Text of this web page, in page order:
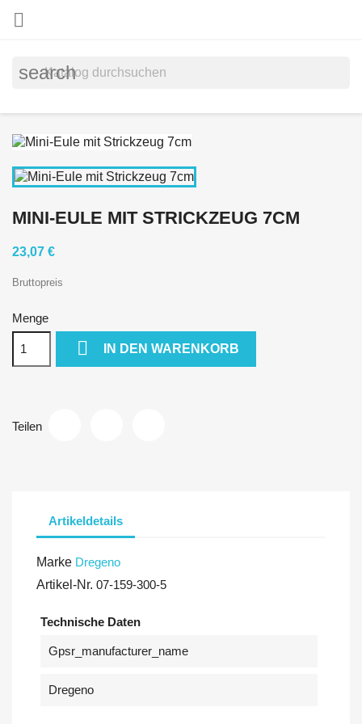

search
MINI-EULE MIT STRICKZEUG 7CM
23,07 €
Bruttopreis
Menge
 IN DEN WARENKORB
Teilen
Artikeldetails
Marke Dregeno
Artikel-Nr. 07-159-300-5
Technische Daten
Gpsr_manufacturer_name
Dregeno